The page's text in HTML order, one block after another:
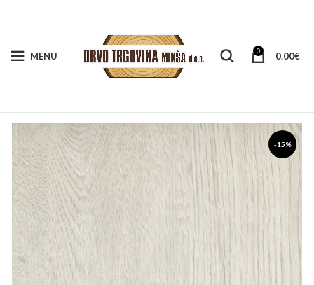
MENU 0 0.00€
-15%